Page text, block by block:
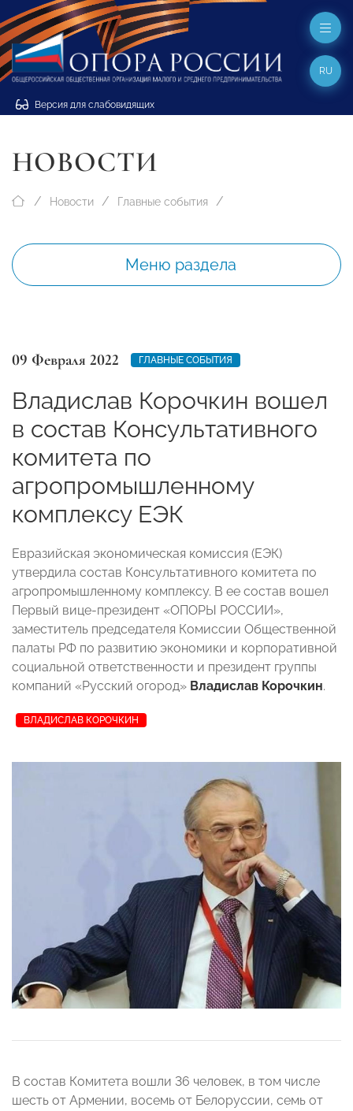
Версия для слабовидящих
RU
НОВОСТИ
Новости Главные события
Меню раздела
09 Февраля 2022 ГЛАВНЫЕ СОБЫТИЯ
Владислав Корочкин вошел
в состав Консультативного
комитета по
агропромышленному
комплексу ЕЭК
Евразийская экономическая комиссия (ЕЭК)
утвердила состав Консультативного комитета по
агропромышленному комплексу. В ее состав вошел
Первый вице-президент «ОПОРЫ РОССИИ»,
заместитель председателя Комиссии Общественной
палаты РФ по развитию экономики и корпоративной
социальной ответственности и президент группы
компаний «Русский огород» Владислав Корочкин.
ВЛАДИСЛАВ КОРОЧКИН
В состав Комитета вошли 36 человек, в том числе
шесть от Армении, восемь от Белоруссии, семь от